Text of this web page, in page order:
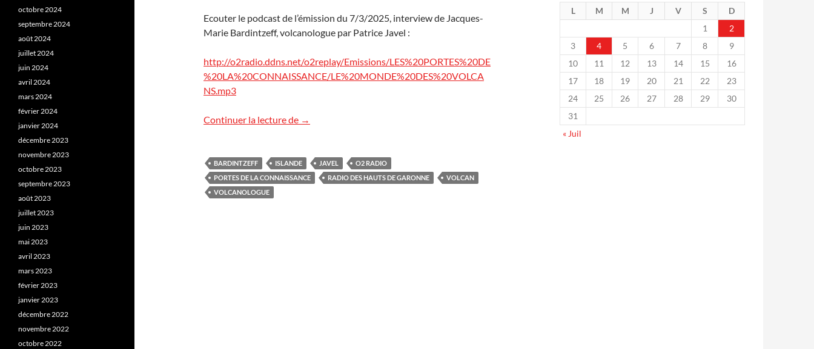
Ecouter le podcast de l’émission du 7/3/2025, interview de Jacques-
Marie Bardintzeff, volcanologue par Patrice Javel :
http://o2radio.ddns.net/o2replay/Emissions/LES%20PORTES%20DE
%20LA%20CONNAISSANCE/LE%20MONDE%20DES%20VOLCA
NS.mp3
Continuer la lecture de O2 Radio : podcast « Volcans »
→
BARDINTZEFF ISLANDE JAVEL
O2 RADIO
PORTES DE LA CONNAISSANCE
RADIO DES HAUTS DE GARONNE
VOLCAN
VOLCANOLOGUE
L M M J V S
D
1
2
3
4 5 6 7 8
9
10
11 12 13 14 15
16
17
18 19 20 21 22
23
24
25 26 27 28 29
30
31
« Juil
octobre 2024
septembre 2024
août 2024
juillet 2024
juin 2024
avril 2024
mars 2024
février 2024
janvier 2024
décembre 2023
novembre 2023
octobre 2023
septembre 2023
août 2023
juillet 2023
juin 2023
mai 2023
avril 2023
mars 2023
février 2023
janvier 2023
décembre 2022
novembre 2022
octobre 2022